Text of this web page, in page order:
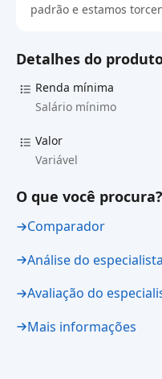
padrão e estamos
Detalhes do
Renda mínima
Salário mínimo
Valor
Variável
O que você procura?
Comparador
Análise do especialista
Avaliação do
Mais informações